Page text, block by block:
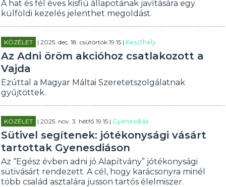
A hat és fél éves kisfiú állapotának javítására egy
külföldi kezelés jelenthet megoldást.
KÖZÉLET | 2025. dec. 18. csütörtök 19:15 |Keszthely
Az Adni öröm akcióhoz csatlakozott a
Vajda
Ezúttal a Magyar Máltai Szeretetszolgálatnak
gyűjtöttek.
KÖZÉLET | 2025. nov. 3. hétfő 19:15 |Gyenesdiás
Sütivel segítenek: jótékonysági vásárt
tartottak Gyenesdiáson
Az “Egész évben adni jó Alapítvány” jótékonysági
sütivásárt rendezett. A cél, hogy karácsonyra minél
több család asztalára jusson tartós élelmiszer.